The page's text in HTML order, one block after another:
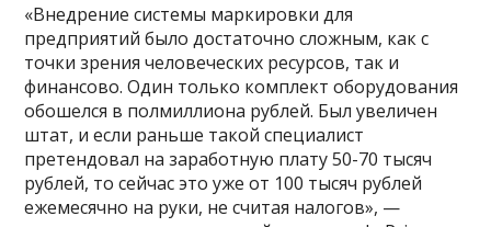
«Внедрение системы маркировки для
предприятий было достаточно сложным, как с
точки зрения человеческих ресурсов, так и
финансово. Один только комплект оборудования
обошелся в полмиллиона рублей. Был увеличен
штат, и если раньше такой специалист
претендовал на заработную плату 50-70 тысяч
рублей, то сейчас это уже от 100 тысяч рублей
ежемесячно на руки, не считая налогов», —